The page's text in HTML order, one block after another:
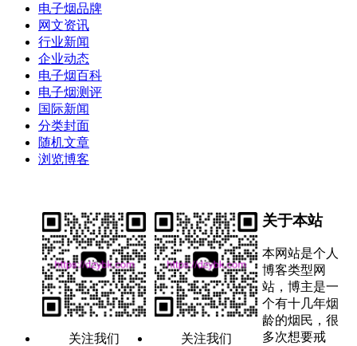
电子烟品牌
网文资讯
行业新闻
企业动态
电子烟百科
电子烟测评
国际新闻
分类封面
随机文章
浏览博客
关注我们 关注我们
关于本站
本网站是个人
博客类型网
站，博主是一
个有十几年烟
龄的烟民，很
多次想要戒